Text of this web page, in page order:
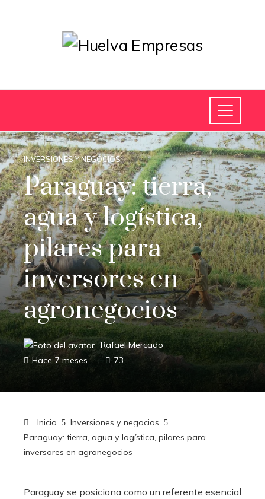
INVERSIONES Y NEGOCIOS
Paraguay: tierra,
agua y logística,
pilares para
inversores en
agronegocios
Rafael Mercado
Hace 7 meses
73
Inicio
Inversiones y negocios
Paraguay: tierra, agua y logística, pilares para
inversores en agronegocios
Paraguay se posiciona como un referente esencial